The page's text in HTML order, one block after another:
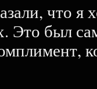
что я
Это был